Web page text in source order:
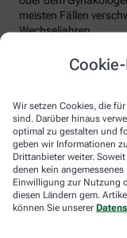
Wir setzen Cookies, die
sind. Darüber hinaus
optimal zu gestalten und
geben wir Informationen
Drittanbieter weiter.
denen kein
Einwilligung zur Nutzung
diesen Ländern gem.
können Sie unserer
meisten Fällen
Wechseljahren.
Voraussetzung für
immer, dass die
nehmen und ärztlich
einreden lassen, sie